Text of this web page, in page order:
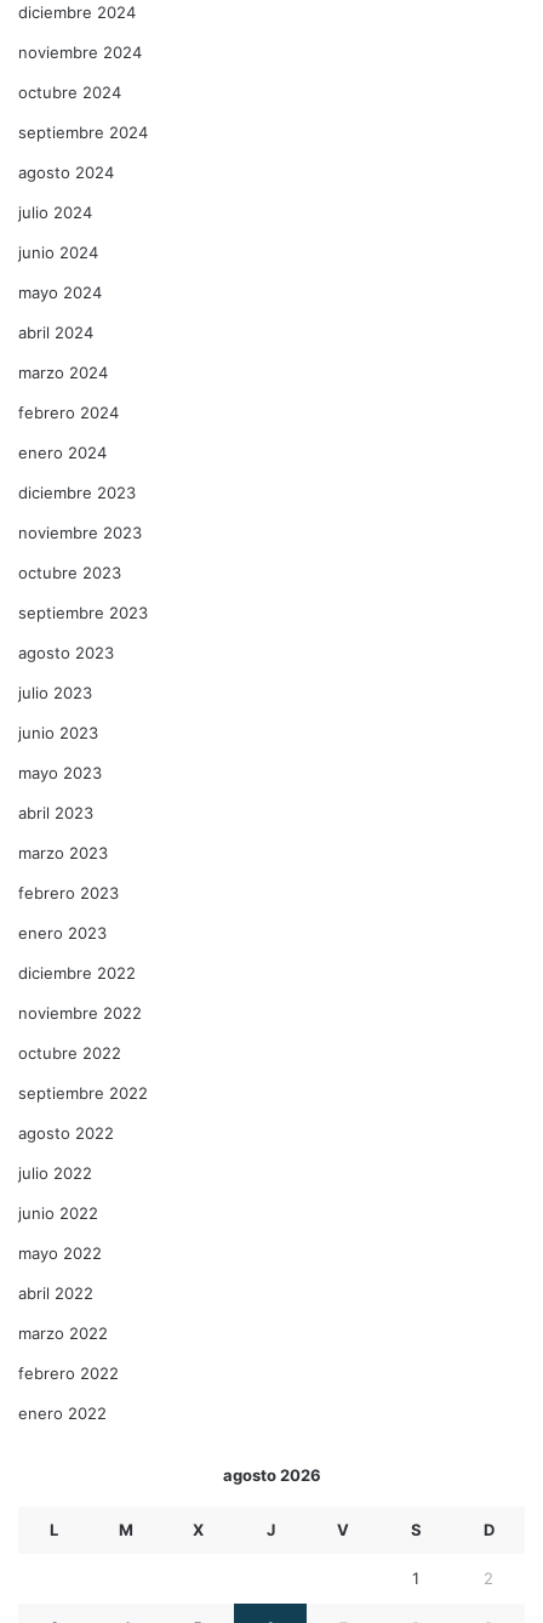
diciembre 2024
noviembre 2024
octubre 2024
septiembre 2024
agosto 2024
julio 2024
junio 2024
mayo 2024
abril 2024
marzo 2024
febrero 2024
enero 2024
diciembre 2023
noviembre 2023
octubre 2023
septiembre 2023
agosto 2023
julio 2023
junio 2023
mayo 2023
abril 2023
marzo 2023
febrero 2023
enero 2023
diciembre 2022
noviembre 2022
octubre 2022
septiembre 2022
agosto 2022
julio 2022
junio 2022
mayo 2022
abril 2022
marzo 2022
febrero 2022
enero 2022
agosto 2026
L M X J V S D
1 2